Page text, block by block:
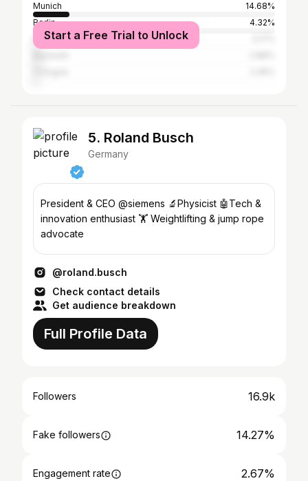
Munich
14.68%
Berlin
4.32%
Hamburg
Start a Free Trial to Unlock
5. Roland Busch
Germany
President & CEO @siemens 🔬Physicist 🤖Tech &
innovation enthusiast 🏋️ Weightlifting & jump rope
advocate
@roland.busch
Check contact details
Get audience breakdown
Full Profile Data
Followers 16.9k
Fake followers 14.27%
Engagement rate 2.67%